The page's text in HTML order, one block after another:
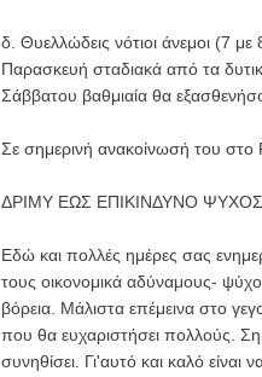
δ. Θυελλώδεις νότιοι άνεμοι (7
Παρασκευή σταδιακά από τα
Σάββατου βαθμιαία θα
Σε σημερινή ανακοίνωσή του στο
ΔΡΙΜΥ ΕΩΣ ΕΠΙΚΙΝΔΥΝΟ ΨΥΧΟΣ
Εδώ και πολλές ημέρες σας
τους οικονομικά αδύναμους-
βόρεια. Μάλιστα επέμεινα στο
που θα ευχαριστήσει πολλούς.
συνηθίσει. Γι'αυτό και καλό είναι